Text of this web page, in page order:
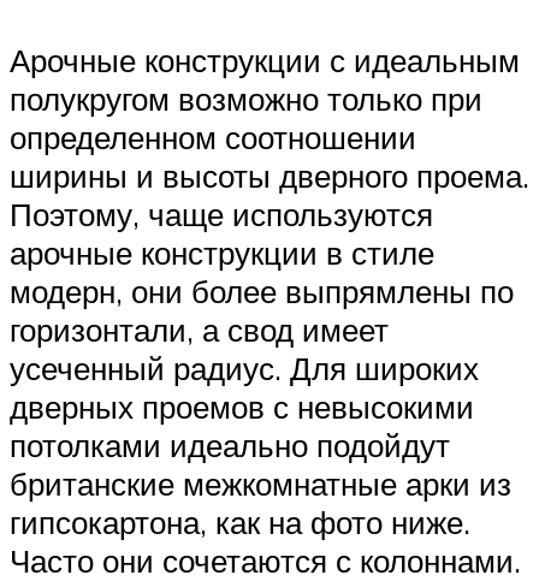
Арочные конструкции с идеальным
полукругом возможно только при
определенном соотношении
ширины и высоты дверного проема.
Поэтому, чаще используются
арочные конструкции в стиле
модерн, они более выпрямлены по
горизонтали, а свод имеет
усеченный радиус. Для широких
дверных проемов с невысокими
потолками идеально подойдут
британские межкомнатные арки из
гипсокартона, как на фото ниже.
Часто они сочетаются с колоннами.